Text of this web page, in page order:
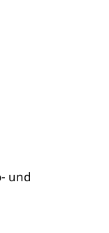
und